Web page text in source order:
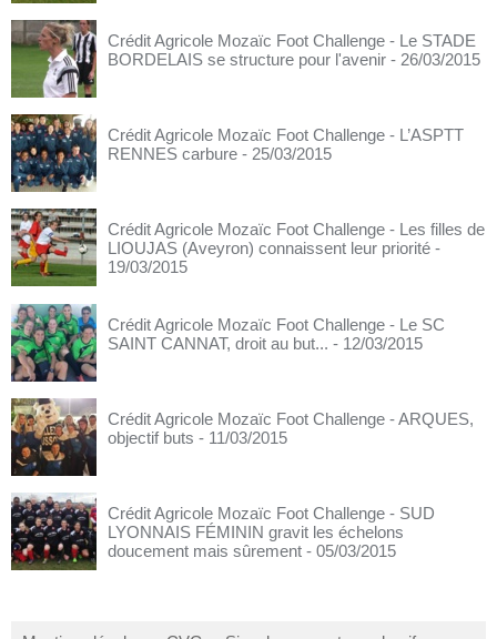
Crédit Agricole Mozaïc Foot Challenge - Le STADE
BORDELAIS se structure pour l'avenir - 26/03/2015
Crédit Agricole Mozaïc Foot Challenge - L’ASPTT
RENNES carbure - 25/03/2015
Crédit Agricole Mozaïc Foot Challenge - Les filles de
LIOUJAS (Aveyron) connaissent leur priorité -
19/03/2015
Crédit Agricole Mozaïc Foot Challenge - Le SC
SAINT CANNAT, droit au but... - 12/03/2015
Crédit Agricole Mozaïc Foot Challenge - ARQUES,
objectif buts - 11/03/2015
Crédit Agricole Mozaïc Foot Challenge - SUD
LYONNAIS FÉMININ gravit les échelons
doucement mais sûrement - 05/03/2015